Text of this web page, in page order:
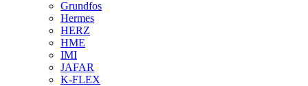
Grundfos
Hermes
HERZ
HME
IMI
JAFAR
K-FLEX